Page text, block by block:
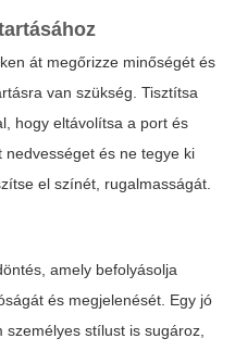
át megőrizze minőségét és
van szükség. Tisztítsa
hogy eltávolítsa a port és
és ne tegye ki
el színét, rugalmasságát.
amely befolyásolja
és megjelenését. Egy jó
stílust is sugároz,